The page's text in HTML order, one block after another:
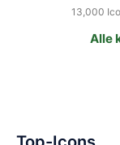
13,000
Alle